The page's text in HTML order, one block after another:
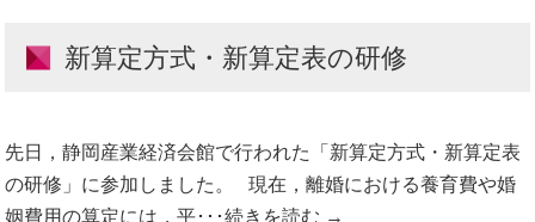
新算定方式・新算定表の研修
先日，静岡産業経済会館で行われた「新算定方式・新算定表
の研修」に参加しました。 現在，離婚における養育費や婚
姻費用の算定には，平･･･続きを読む →